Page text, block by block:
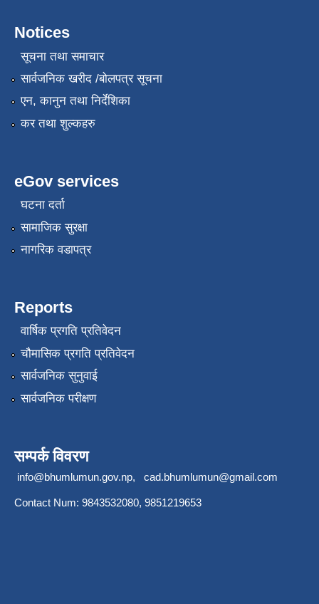
Notices
सूचना तथा समाचार
सार्वजनिक खरीद /बोलपत्र सूचना
एन, कानुन तथा निर्देशिका
कर तथा शुल्कहरु
eGov services
घटना दर्ता
सामाजिक सुरक्षा
नागरिक वडापत्र
Reports
वार्षिक प्रगति प्रतिवेदन
चौमासिक प्रगति प्रतिवेदन
सार्वजनिक सुनुवाई
सार्वजनिक परीक्षण
सम्पर्क विवरण
info@bhumlumun.gov.np, cad.bhumlumun@gmail.com
Contact Num: 9843532080, 9851219653